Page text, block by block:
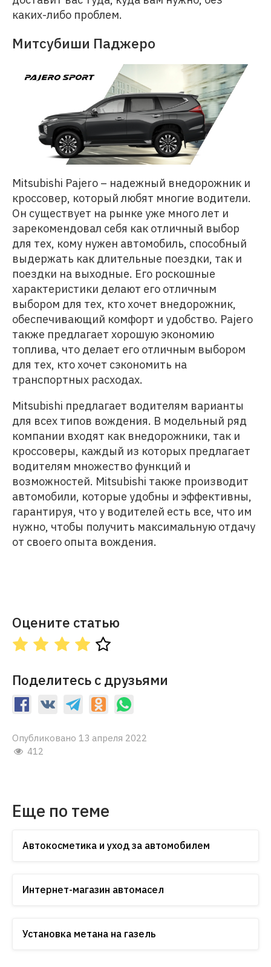
каких-либо проблем.
Митсубиши Паджеро
Mitsubishi Pajero – надежный внедорожник и
кроссовер, который любят многие водители.
Он существует на рынке уже много лет и
зарекомендовал себя как отличный выбор
для тех, кому нужен автомобиль, способный
выдержать как длительные поездки, так и
поездки на выходные. Его роскошные
характеристики делают его отличным
выбором для тех, кто хочет внедорожник,
обеспечивающий комфорт и удобство. Pajero
также предлагает хорошую экономию
топлива, что делает его отличным выбором
для тех, кто хочет сэкономить на
транспортных расходах.
Mitsubishi предлагает водителям варианты
для всех типов вождения. В модельный ряд
компании входят как внедорожники, так и
кроссоверы, каждый из которых предлагает
водителям множество функций и
возможностей. Mitsubishi также производит
автомобили, которые удобны и эффективны,
гарантируя, что у водителей есть все, что им
нужно, чтобы получить максимальную отдачу
от своего опыта вождения.
Оцените статью
Поделитесь с друзьями
Опубликовано 13 апреля 2022
412
Еще по теме
Автокосметика и уход за автомобилем
Интернет-магазин автомасел
Установка метана на газель